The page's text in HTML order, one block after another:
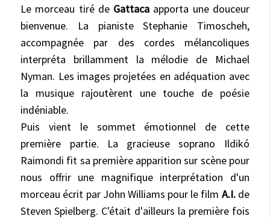
Le morceau tiré de Gattaca apporta une douceur
bienvenue. La pianiste Stephanie Timoscheh,
accompagnée par des cordes mélancoliques
interpréta brillamment la mélodie de Michael
Nyman. Les images projetées en adéquation avec
la musique rajoutèrent une touche de poésie
indéniable.
Puis vient le sommet émotionnel de cette
première partie. La gracieuse soprano Ildikó
Raimondi fit sa première apparition sur scène pour
nous offrir une magnifique interprétation d'un
morceau écrit par John Williams pour le film A.I.de
Steven Spielberg. C'était d'ailleurs la première fois